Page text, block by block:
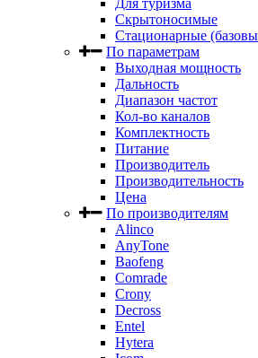
Для туризма
Скрытоносимые
Стационарные
По параметрам
Выходная мощность
Дальность
Диапазон частот
Кол-во каналов
Комплектность
Питание
Производитель
Производительность
Цена
По производителям
Alinco
AnyTone
Baofeng
Comrade
Crony
Decross
Entel
Hytera